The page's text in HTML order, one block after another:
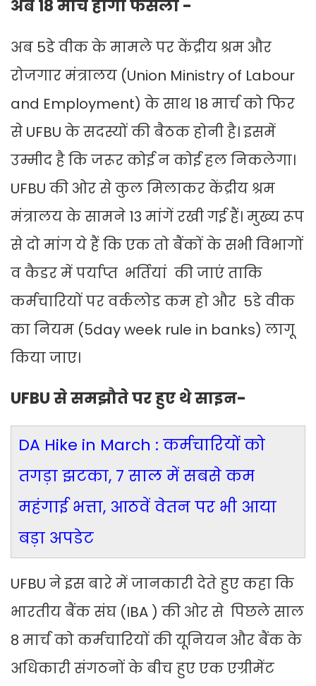
अब 18 मार्च होगा फैसला -
अब 5डे वीक के मामले पर केंद्रीय श्रम और
रोजगार मंत्रालय (Union Ministry of Labour
and Employment) के साथ 18 मार्च को फिर
से UFBU के सदस्यों की बैठक होनी है। इसमें
उम्मीद है कि जरूर कोई न कोई हल निकलेगा।
UFBU की ओर से कुल मिलाकर केंद्रीय श्रम
मंत्रालय के सामने 13 मांगें रखी गई हैं। मुख्य रूप
से दो मांग ये हैं कि एक तो बैंकों के सभी विभागों
व कैडर में पर्याप्त भर्तियां की जाएं ताकि
कर्मचारियों पर वर्कलोड कम हो और 5डे वीक
का नियम (5day week rule in banks) लागू
किया जाए।
UFBU से समझौते पर हुए थे साइन-
DA Hike in March : कर्मचारियों को
तगड़ा झटका, 7 साल में सबसे कम
महंगाई भत्ता, आठवें वेतन पर भी आया
बड़ा अपडेट
UFBU ने इस बारे में जानकारी देते हुए कहा कि
भारतीय बैंक संघ (IBA ) की ओर से पिछले साल
8 मार्च को कर्मचारियों की यूनियन और बैंक के
अधिकारी संगठनों के बीच हुए एक एग्रीमेंट